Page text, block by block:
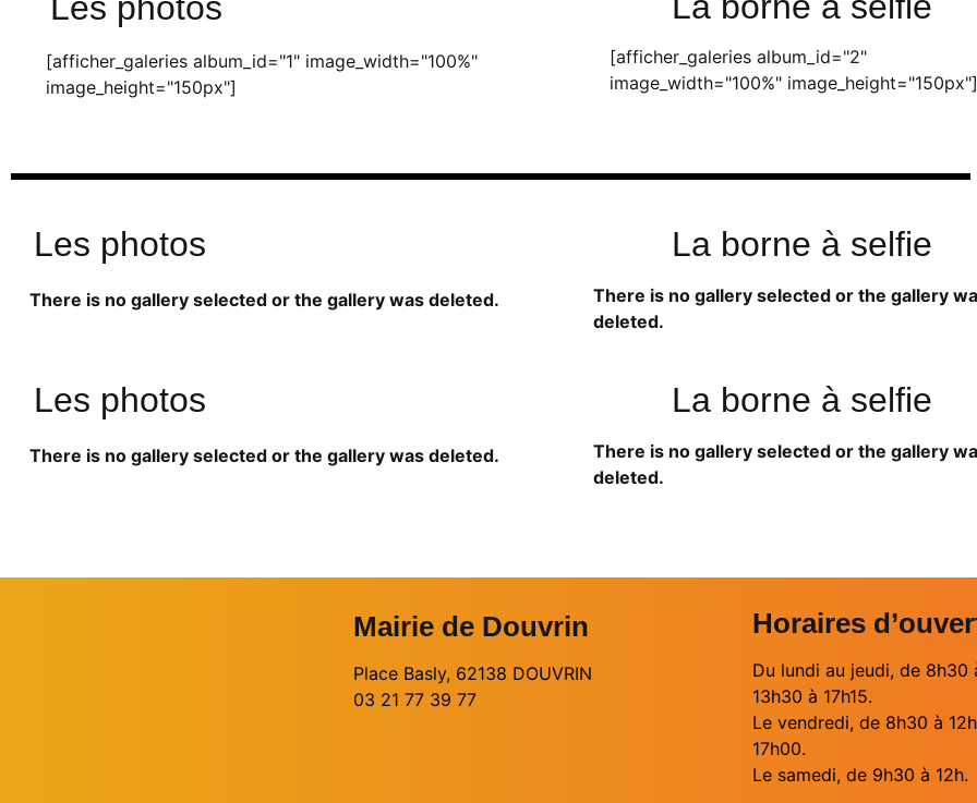
[afficher_galeries album_id="1" image_width="100%"
image_height="150px"]
[afficher_galeries album_id="2"
image_width="100%"
Les photos
There is no gallery selected or the gallery was deleted.
La borne à selfie
There is no gallery selected or the gallery
deleted.
Les photos
There is no gallery selected or the gallery was deleted.
La borne à selfie
There is no gallery selected or the gallery
deleted.
Mairie de Douvrin
Place Basly, 62138 DOUVRIN
03 21 77 39 77
Horaires
Du lundi au jeudi, de 8h30
13h30 à 17h15.
Le vendredi, de 8h30 à
17h00.
Le samedi, de 9h30 à 12h.